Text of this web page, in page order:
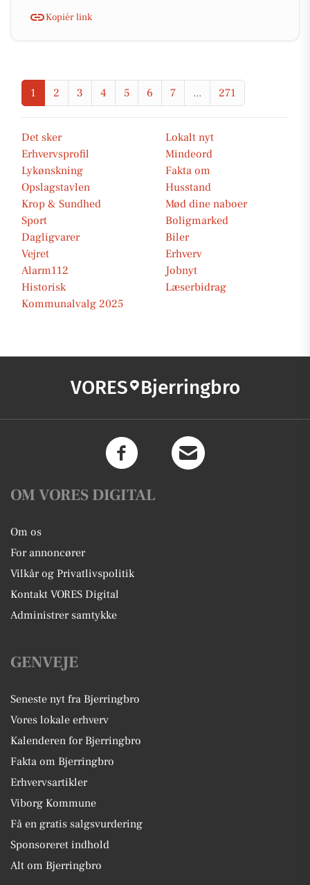
Kopiér link
1 2 3 4 5 6 7 ... 271
Det sker
Lokalt nyt
Erhvervsprofil
Mindeord
Lykønskning
Fakta om
Opslagstavlen
Husstand
Krop & Sundhed
Mød dine naboer
Sport
Boligmarked
Dagligvarer
Biler
Vejret
Erhverv
Alarm112
Jobnyt
Historisk
Læserbidrag
Kommunalvalg 2025
VORES Bjerringbro
OM VORES DIGITAL
Om os
For annoncører
Vilkår og Privatlivspolitik
Kontakt VORES Digital
Administrer samtykke
GENVEJE
Seneste nyt fra Bjerringbro
Vores lokale erhverv
Kalenderen for Bjerringbro
Fakta om Bjerringbro
Erhvervsartikler
Viborg Kommune
Få en gratis salgsvurdering
Sponsoreret indhold
Alt om Bjerringbro